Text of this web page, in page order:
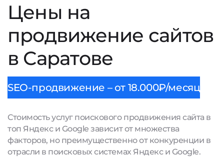
Цены на
продвижение сайтов
в Саратове
SEO-продвижение – от 18.000₽/месяц
Стоимость услуг поискового продвижения сайта в
топ Яндекс и Google зависит от множества
факторов, но преимущественно от конкуренции в
отрасли в поисковых системах Яндекс и Google.